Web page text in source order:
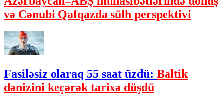
və Cənubi Qafqazda sülh perspektivi
Fasiləsiz olaraq 55 saat üzdü: Baltik
dənizini keçərək tarixə düşdü